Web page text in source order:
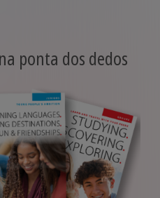
ponta dos dedos